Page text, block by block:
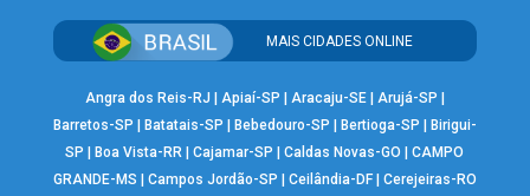
MAIS CIDADES ONLINE
Angra dos Reis-RJ Apiaí-SP Aracaju-SE| Arujá-SP
Barretos-SP
Batatais-SP Bebedouro-SP Bertioga-SP
Birigui-
SP
Boa Vista-RR |Cajamar-SP |Caldas Novas-GO |CAMPO
GRANDE-MS
Campos Jordão-SP Ceilândia-DF| Cerejeiras-RO